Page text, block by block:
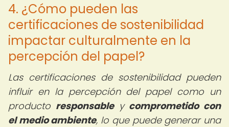
4. ¿Cómo pueden las
certificaciones de sostenibilidad
impactar culturalmente en la
percepción del papel?
Las certificaciones de sostenibilidad pueden
influir en la percepción del papel como un
producto responsabley comprometido con
el medio ambiente, lo que puede generar una